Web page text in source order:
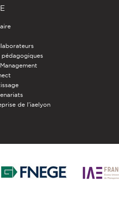
de l'iaelyon